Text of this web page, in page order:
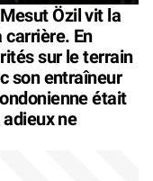
Özil vit la
carrière. En
sur le terrain
son entraîneur
était
ne